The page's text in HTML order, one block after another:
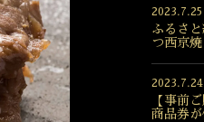
2023.7.25
ふるさ
つ西京
2023.7.24
【事前
商品券が